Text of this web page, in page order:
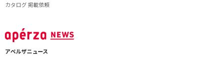
カタログ 掲載依頼
アペルザニュース